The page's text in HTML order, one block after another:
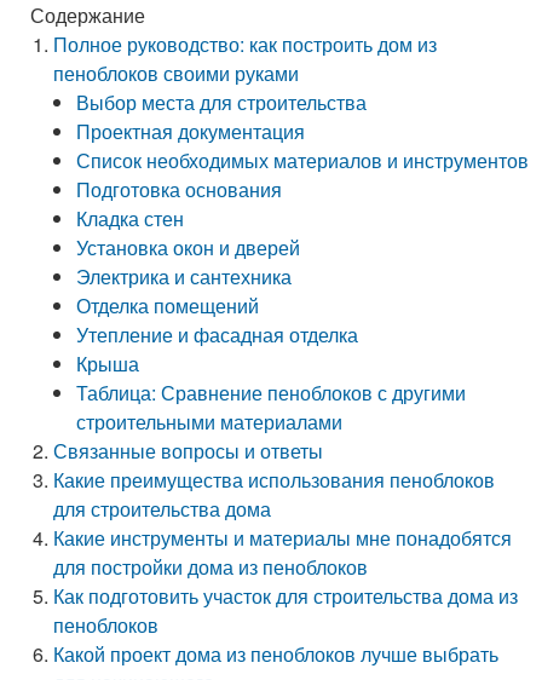
Содержание
Полное руководство: как построить дом из
пеноблоков своими руками
Выбор места для строительства
Проектная документация
Список необходимых материалов и инструментов
Подготовка основания
Кладка стен
Установка окон и дверей
Электрика и сантехника
Отделка помещений
Утепление и фасадная отделка
Крыша
Таблица: Сравнение пеноблоков с другими
строительными материалами
Связанные вопросы и ответы
Какие преимущества использования пеноблоков
для строительства дома
Какие инструменты и материалы мне понадобятся
для постройки дома из пеноблоков
Как подготовить участок для строительства дома из
пеноблоков
Какой проект дома из пеноблоков лучше выбрать